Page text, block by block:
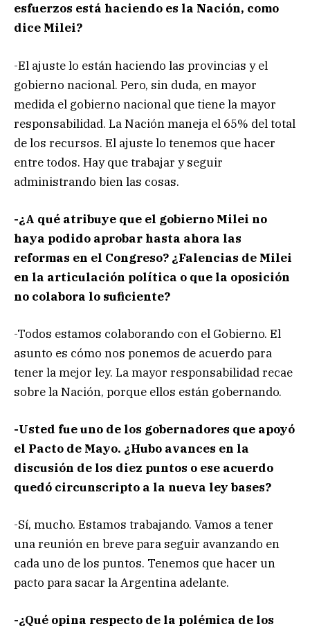
esfuerzos está haciendo es la Nación, como
dice Milei?
-El ajuste lo están haciendo las provincias y el
gobierno nacional. Pero, sin duda, en mayor
medida el gobierno nacional que tiene la mayor
responsabilidad. La Nación maneja el 65% del total
de los recursos. El ajuste lo tenemos que hacer
entre todos. Hay que trabajar y seguir
administrando bien las cosas.
-¿A qué atribuye que el gobierno Milei no
haya podido aprobar hasta ahora las
reformas en el Congreso? ¿Falencias de Milei
en la articulación política o que la oposición
no colabora lo suficiente?
-Todos estamos colaborando con el Gobierno. El
asunto es cómo nos ponemos de acuerdo para
tener la mejor ley. La mayor responsabilidad recae
sobre la Nación, porque ellos están gobernando.
-Usted fue uno de los gobernadores que apoyó
el Pacto de Mayo. ¿Hubo avances en la
discusión de los diez puntos o ese acuerdo
quedó circunscripto a la nueva ley bases?
-Sí, mucho. Estamos trabajando. Vamos a tener
una reunión en breve para seguir avanzando en
cada uno de los puntos. Tenemos que hacer un
pacto para sacar la Argentina adelante.
-¿Qué opina respecto de la polémica de los